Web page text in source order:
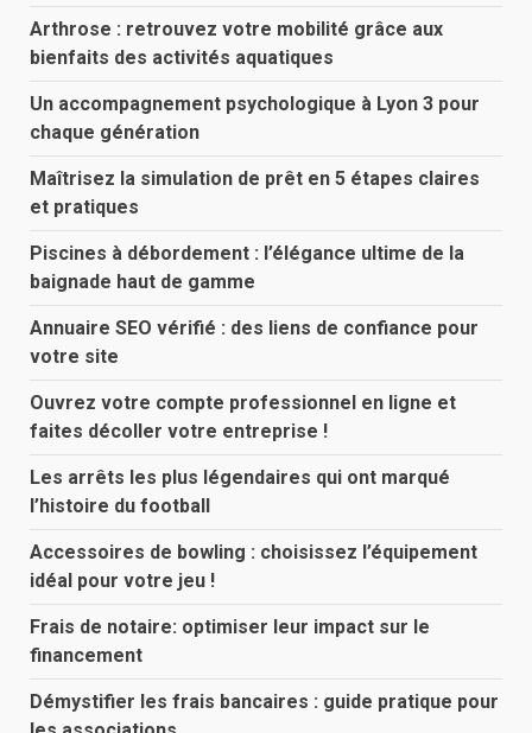
Arthrose : retrouvez votre mobilité grâce aux
bienfaits des activités aquatiques
Un accompagnement psychologique à Lyon 3 pour
chaque génération
Maîtrisez la simulation de prêt en 5 étapes claires
et pratiques
Piscines à débordement : l’élégance ultime de la
baignade haut de gamme
Annuaire SEO vérifié : des liens de confiance pour
votre site
Ouvrez votre compte professionnel en ligne et
faites décoller votre entreprise !
Les arrêts les plus légendaires qui ont marqué
l’histoire du football
Accessoires de bowling : choisissez l’équipement
idéal pour votre jeu !
Frais de notaire: optimiser leur impact sur le
financement
Démystifier les frais bancaires : guide pratique pour